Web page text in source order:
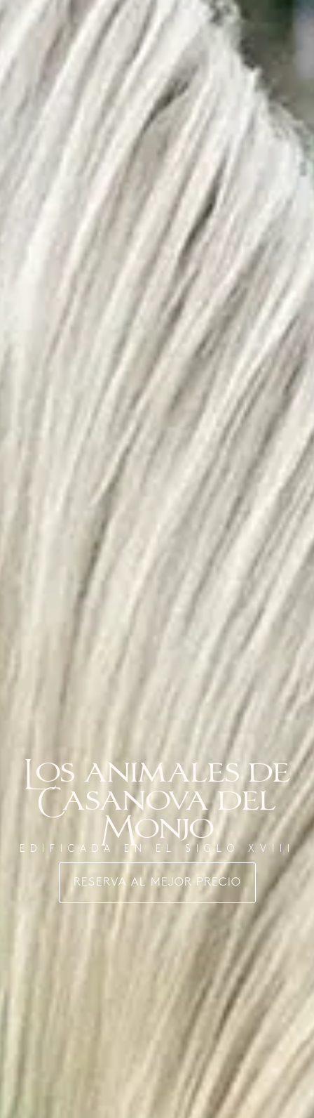
Los animales de
Casanova del
Monjo
EDIFICADA EN EL SIGLO XVIII
RESERVA AL MEJOR PRECIO